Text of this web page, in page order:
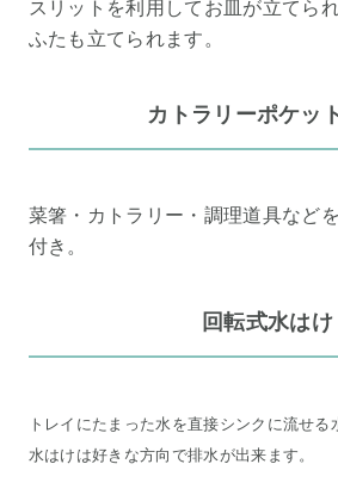
スリットを利用してお皿が立てら
ふたも立てられます。
カトラリーポケッ
菜箸・カトラリー・調理道具など
付き。
回転式水はけ
トレイにたまった水を直接シンクに流せる
水はけは好きな方向で排水が出来ます。